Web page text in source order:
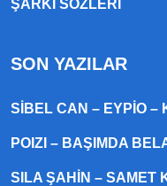
ŞARKI SÖZLERI
SON YAZILAR
SIBEL CAN – EYPIO –
POIZI – BAŞIMDA
SILA ŞAHIN – SAMET